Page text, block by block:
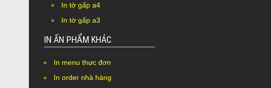
In tờ gấp a4
In tờ gấp a3
IN ẤN PHẨM KHÁC
In menu thực đơn
In order nhà hàng